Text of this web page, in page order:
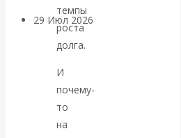
29 Июл 2026
финансовая олигархия
Валентин
Катасонов.
темпы
роста
долга.
И
почему-
то
на